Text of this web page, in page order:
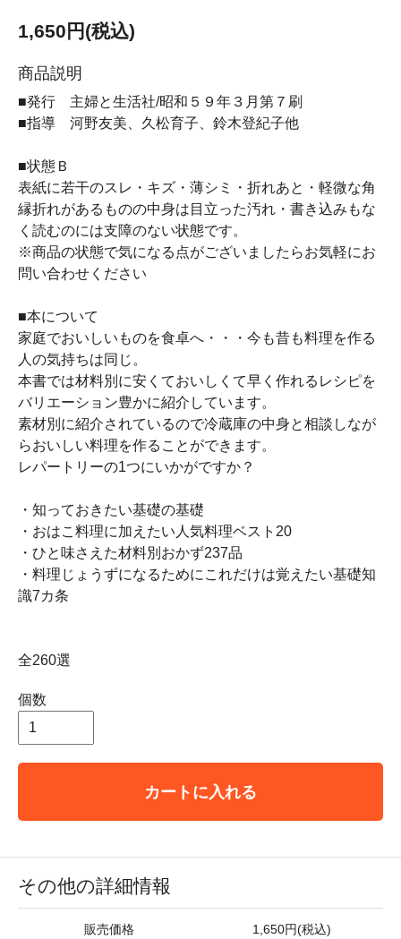
1,650円(税込)
商品説明
■発行 主婦と生活社/昭和５９年３月第７刷
■指導 河野友美、久松育子、鈴木登紀子他
■状態Ｂ
表紙に若干のスレ・キズ・薄シミ・折れあと・軽微な角
縁折れがあるものの中身は目立った汚れ・書き込みもな
く読むのには支障のない状態です。
※商品の状態で気になる点がございましたらお気軽にお
問い合わせください
■本について
家庭でおいしいものを食卓へ・・・今も昔も料理を作る
人の気持ちは同じ。
本書では材料別に安くておいしくて早く作れるレシピを
バリエーション豊かに紹介しています。
素材別に紹介されているので冷蔵庫の中身と相談しなが
らおいしい料理を作ることができます。
レパートリーの1つにいかがですか？
・知っておきたい基礎の基礎
・おはこ料理に加えたい人気料理ベスト20
・ひと味さえた材料別おかず237品
・料理じょうずになるためにこれだけは覚えたい基礎知
識7カ条
全260選
個数
カートに入れる
その他の詳細情報
販売価格 1,650円(税込)